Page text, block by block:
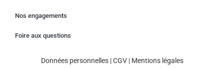
Nos engagements
Foire aux questions
Données personnelles|CGV| Mentions légales